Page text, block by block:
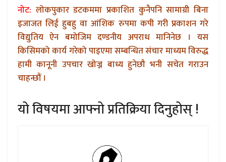
नोट: लोकपुकार डटकममा प्रकाशित कुनैपनि सामाग्री बिना
इजाजत लिई हुबहु वा आंशिक रुपमा कपी गरी प्रकाशन गरे
विद्युतिय ऐन बमोजिम दण्डनीय अपराध मानिनेछ । यस
किसिमको कार्य गरेको पाइएमा सम्बन्धित संचार माध्यम विरुद्ध
हामी कानूनी उपचार खोज्न बाध्य हुनेछौ भनी सचेत गराउन
चाहन्छौं ।
यो विषयमा आफ्नो प्रतिक्रिया दिनुहोस् !